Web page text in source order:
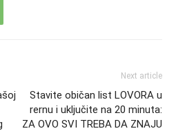
Next article
Stavite običan list LOVORA u
rernu i uključite na 20 minuta:
ZA OVO SVI TREBA DA ZNAJU